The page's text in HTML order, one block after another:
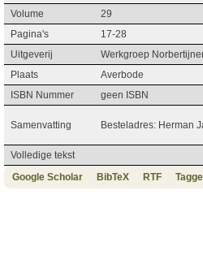
Volume
29
Pagina's
17-28
Uitgeverij
Werkgroep
Plaats
Averbode
ISBN Nummer
geen ISBN
Samenvatting Besteladres: Herman
Volledige tekst
Google Scholar
BibTeX RTF